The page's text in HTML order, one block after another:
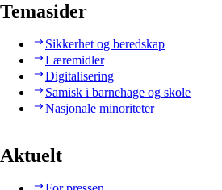
Temasider
Sikkerhet og beredskap
Læremidler
Digitalisering
Samisk i barnehage og skole
Nasjonale minoriteter
Aktuelt